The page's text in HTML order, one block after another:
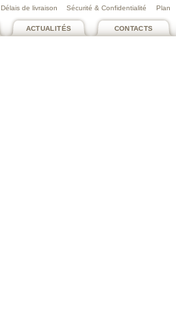
Plan
Délais de livraison Sécurité & Confidentialité
CONTACTS
ACTUALITÉS